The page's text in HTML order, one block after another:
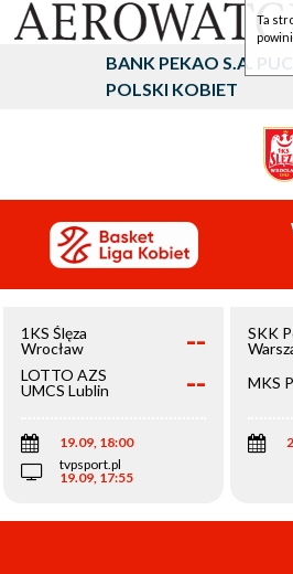
BANK PEKAO S.A.
POLSKI KOBIET
1KS Ślęza
Wrocław
--
LOTTO AZS
UMCS Lublin
--
19.09, 18:00
tvpsport.pl
19.09, 17:55
SKK
MKS
Ta